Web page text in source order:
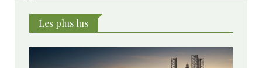
Les plus lus